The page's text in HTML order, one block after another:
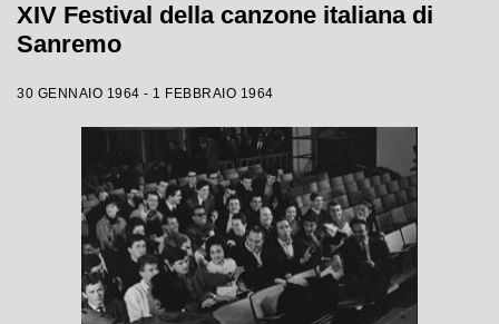
XIV Festival della canzone italiana di
Sanremo
30 GENNAIO 1964 - 1 FEBBRAIO 1964